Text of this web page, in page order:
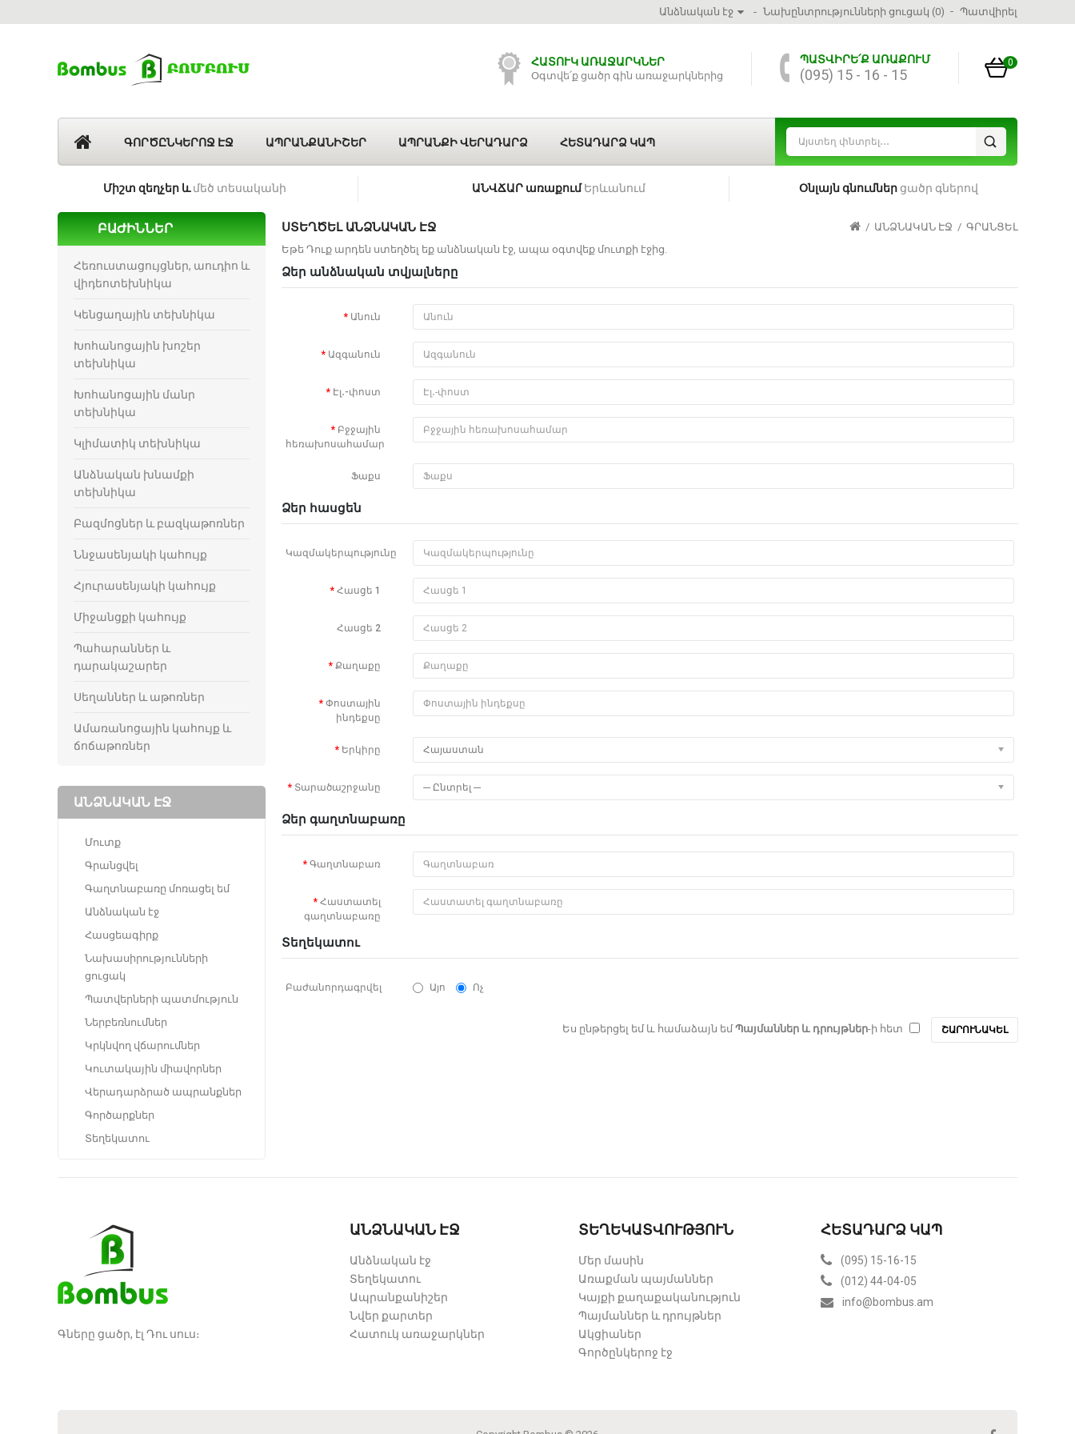
Անձնական էջ Նախընտրությունների ցուցակ (0) Պատվիրել
0
ՀԱՏՈՒԿ ԱՌԱՋԱՐԿՆԵՐ
Օգտվե՛ք ցածր գին առաջարկներից
ՊԱՏՎԻՐԵ՛Ք ԱՌԱՔՈՒՄ
(095) 15 - 16 - 15
ԳՈՐԾԸՆԿԵՐՈՋ ԷՋ ԱՊՐԱՆՔԱՆԻՇԵՐ ԱՊՐԱՆՔԻ ՎԵՐԱԴԱՐՁ ՀԵՏԱԴԱՐՁ ԿԱՊ
Միշտ զեղչեր ևմեծ տեսականի ԱՆՎՃԱՐ առաքումԵրևանում Օնլայն գնումներցածր գներով
ԲԱԺԻՆՆԵՐ
Հեռուստացույցներ, աուդիո և
վիդեոտեխնիկա
Կենցաղային տեխնիկա
Խոհանոցային խոշեր
տեխնիկա
Խոհանոցային մանր
տեխնիկա
Կլիմատիկ տեխնիկա
Անձնական խնամքի
տեխնիկա
Բազմոցներ և բազկաթոռներ
Ննջասենյակի կահույք
Հյուրասենյակի կահույք
Միջանցքի կահույք
Պահարաններ և
դարակաշարեր
Սեղաններ և աթոռներ
Ամառանոցային կահույք և
ճոճաթոռներ
ԱՆՁՆԱԿԱՆ ԷՋ
Մուտք
Գրանցվել
Գաղտնաբառը մոռացել եմ
Անձնական էջ
Հասցեագիրք
Նախասիրությունների
ցուցակ
Պատվերների պատմություն
Ներբեռնումներ
Կրկնվող վճարումներ
Կուտակային միավորներ
Վերադարձրած ապրանքներ
Գործարքներ
Տեղեկատու
ԱՆՁՆԱԿԱՆ ԷՋ ԳՐԱՆՑԵԼ
ՍՏԵՂԾԵԼ ԱՆՁՆԱԿԱՆ ԷՋ
Եթե Դուք արդեն ստեղծել եք անձնական էջ, ապա օգտվեք մուտքի էջից
Ձեր անձնական տվյալները
Անուն
Ազգանուն
Էլ․-փոստ
Բջջային
հեռախոսահամար
Ֆաքս
Ձեր հասցեն
Կազմակերպությունը
Հասցե 1
Հասցե 2
Քաղաքը
Փոստային
ինդեքսը
Երկիրը Հայաստան
Տարածաշրջանը --- Ընտրել ---
Ձեր գաղտնաբառը
Գաղտնաբառ
Հաստատել
գաղտնաբառը
Տեղեկատու
Բաժանորդագրվել Այո Ոչ
Ես ընթերցել եմ և համաձայն եմՊայմաններ և դրույթներ-ի հետ
Գները ցածր, էլ Դու սուս։
ԱՆՁՆԱԿԱՆ ԷՋ
Անձնական էջ
Տեղեկատու
Ապրանքանիշեր
Նվեր քարտեր
Հատուկ առաջարկներ
ՏԵՂԵԿԱՏՎՈՒԹՅՈՒՆ
Մեր մասին
Առաքման պայմաններ
Կայքի քաղաքականություն
Պայմաններ և դրույթներ
Ակցիաներ
Գործընկերոջ էջ
ՀԵՏԱԴԱՐՁ ԿԱՊ
(095) 15-16-15
(012) 44-04-05
info@bombus.am